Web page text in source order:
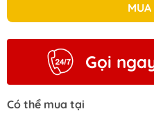
MUA
Gọi
Có thể mua tại